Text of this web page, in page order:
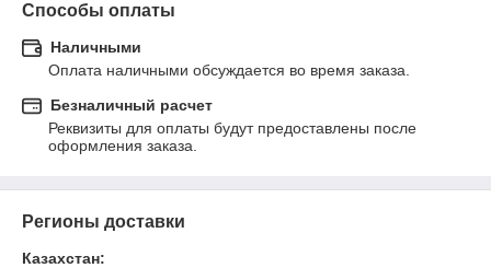
Способы оплаты
Наличными
Оплата наличными обсуждается во время заказа.
Безналичный расчет
Реквизиты для оплаты будут предоставлены после
оформления заказа.
Регионы доставки
Казахстан: